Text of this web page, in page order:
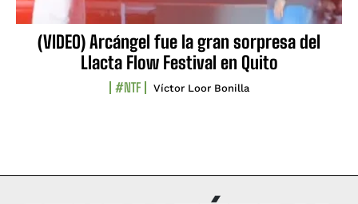
(VIDEO) Arcángel fue la gran sorpresa del
Llacta Flow Festival en Quito
#NTF Víctor Loor Bonilla